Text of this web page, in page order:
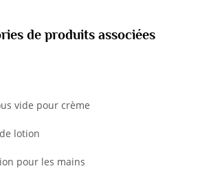
de produits associées
vide pour crème
lotion
pour les mains